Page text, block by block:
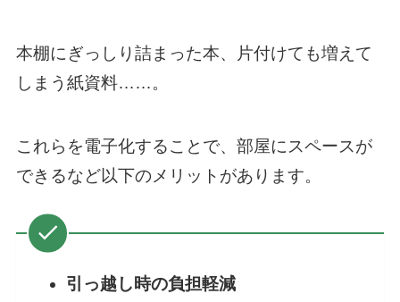
本棚にぎっしり詰まった本、片付けても増えて
しまう紙資料……。
これらを電子化することで、部屋にスペースが
できるなど以下のメリットがあります。
引っ越し時の負担軽減